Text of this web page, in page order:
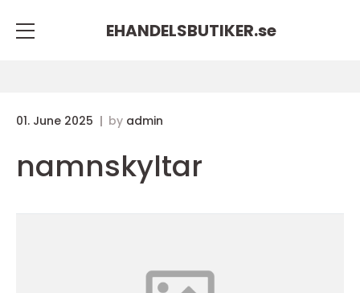
EHANDELSBUTIKER.se
01. June 2025 by admin
namnskyltar